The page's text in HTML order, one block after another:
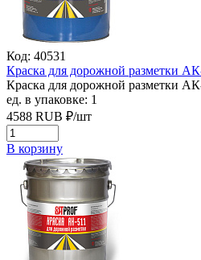
Код: 40531
Краска для дорожной разметки
Краска для дорожной разметки
ед. в упаковке: 1
4588 RUB ₽/шт
В корзину